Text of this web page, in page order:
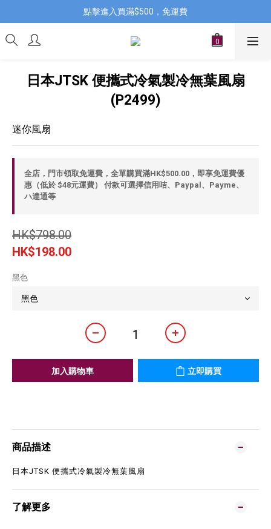
點擊進入買滿$500，免運費
日本JTSK 便攜式冷氣製冷無葉風扇
(P2499)
迷你風扇
全店，門市領取免運費，全單購買滿HK$500.00，即享免運費優
惠（低於 $48元運費） 付款可選擇信用咭、Paypal、Payme、
ハ達通等
HK$798.00
HK$198.00
黑色
加入購物車 立即購買
商品描述
日本JTSK 便攜式冷氣製冷無葉風扇
了解更多